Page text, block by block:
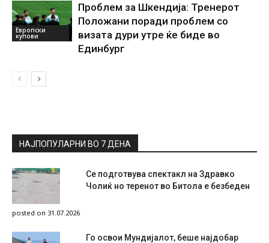
Европски
купови
Проблем за Шкендија: Тренерот
Положани поради проблем со
визата дури утре ќе биде во
Единбург
НАЈПОПУЛАРНИ ВО 7 ДЕНА
Се подготвува спектакл на Здравко
Чолиќ но теренот во Битола е безбеден
posted on 31.07.2026
Го освои Мундијалот, беше најдобар